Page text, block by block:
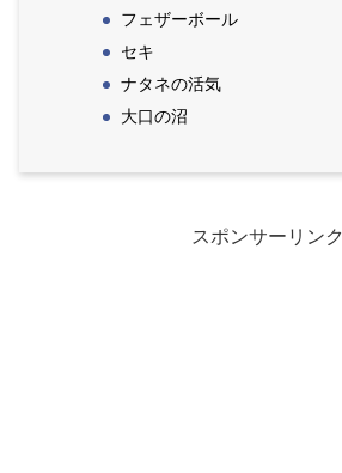
フェザーボール
セキ
ナタネの活気
大口の沼
スポンサーリンク